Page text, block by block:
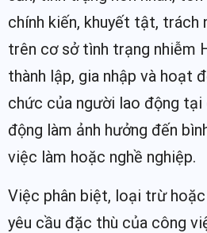
chính kiến, khuyết tật, trách
trên cơ sở tình trạng nhiễm
thành lập, gia nhập và hoạt
chức của người lao động
động làm ảnh hưởng đến
việc làm hoặc nghề nghiệp.
Việc phân biệt, loại trừ
yêu cầu đặc thù của công